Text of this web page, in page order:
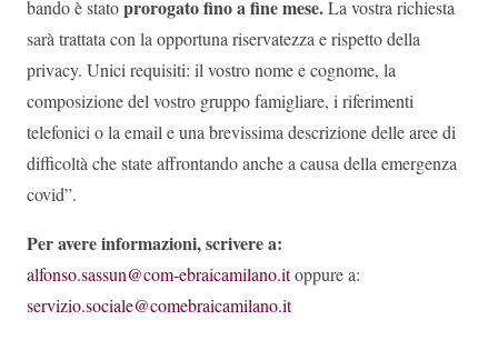
bando è statoprorogato fino a fine mese.La vostra richiesta
sarà trattata con la opportuna riservatezza e rispetto della
privacy. Unici requisiti: il vostro nome e cognome, la
composizione del vostro gruppo famigliare, i riferimenti
telefonici o la email e una brevissima descrizione delle aree di
difficoltà che state affrontando anche a causa della emergenza
covid”.
Per avere informazioni, scrivere a:
alfonso.sassun@com-ebraicamilano.itoppure a:
servizio.sociale@comebraicamilano.it